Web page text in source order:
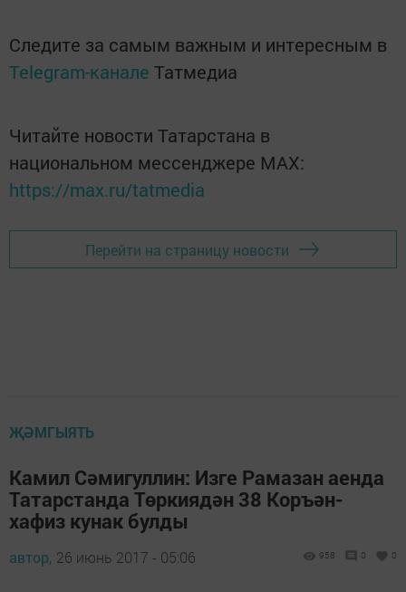
Следите за самым важным и интересным в
Telegram-канале Татмедиа
Читайте новости Татарстана в
национальном мессенджере MАХ:
https://max.ru/tatmedia
Перейти на страницу новости
ҖӘМГЫЯТЬ
Камил Сәмигуллин: Изге Рамазан аенда
Татарстанда Төркиядән 38 Коръән-
хафиз кунак булды
автор, 26 июнь 2017 - 05:06 958 0 0